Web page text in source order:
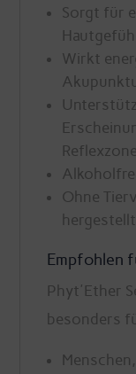
Sorgt für
Wirkt
Ohne
hergestellt
Empfohlen
Phyt'Ether
besonders